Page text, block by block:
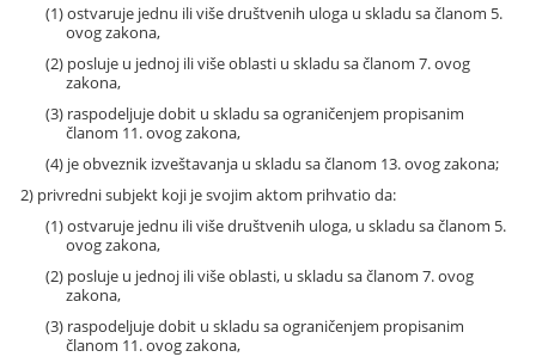
(1) ostvaruje jednu ili više društvenih uloga u skladu sa članom 5.
ovog zakona,
(2) posluje u jednoj ili više oblasti u skladu sa članom 7. ovog
zakona,
(3) raspodeljuje dobit u skladu sa ograničenjem propisanim
članom 11. ovog zakona,
(4) je obveznik izveštavanja u skladu sa članom 13. ovog zakona;
2) privredni subjekt koji je svojim aktom prihvatio da:
(1) ostvaruje jednu ili više društvenih uloga, u skladu sa članom 5.
ovog zakona,
(2) posluje u jednoj ili više oblasti, u skladu sa članom 7. ovog
zakona,
(3) raspodeljuje dobit u skladu sa ograničenjem propisanim
članom 11. ovog zakona,